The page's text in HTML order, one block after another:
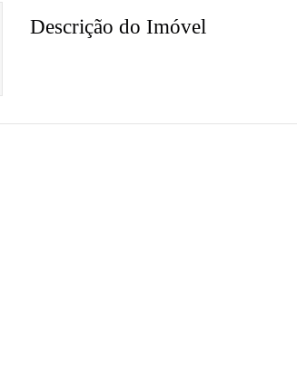
Descrição do Imóvel